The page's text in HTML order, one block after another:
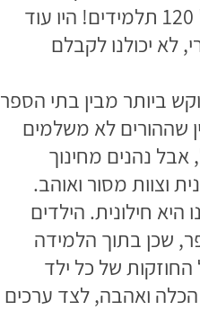
קיבלנו רק לכיתה א ' 120 תלמידים! היו עוד
לא יכולנו לקבלם
ביותר מבין בתי הספר
שההורים לא משלמים
אבל נהנים מחינוך
וצוות מסור ואוהב.
היא חילונית. הילדים
שכן בתוך הלמידה
של כל ילד
הכלה ואהבה, לצד ערכים